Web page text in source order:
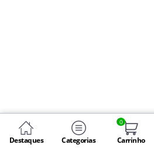
Destaques Categorias
0
Carrinho